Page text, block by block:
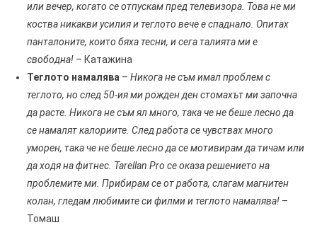
или вечер, когато се отпускам пред телевизора. Това не ми
коства никакви усилия и теглото вече е спаднало. Опитах
панталоните, които бяха тесни, и сега талията ми е
свободна!– Катажина
Теглото намалява – Никога не съм имал проблем с
теглото, но след 50-ия ми рожден ден стомахът ми започна
да расте. Никога не съм ял много, така че не беше лесно да
се намалят калориите. След работа се чувствах много
уморен, така че не беше лесно да се мотивирам да тичам или
да ходя на фитнес. Tarellan Pro се оказа решението на
проблемите ми. Прибирам се от работа, слагам магнитен
колан, гледам любимите си филми и теглото намалява!–
Томаш